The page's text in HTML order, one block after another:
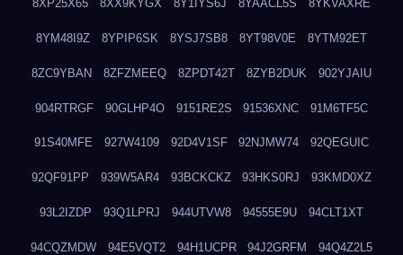
8XP25X65 8XX9KYGX 8Y1IYS6J 8YAACL5S 8YKVAXRE
8YM48I9Z 8YPIP6SK 8YSJ7SB8 8YT98V0E 8YTM92ET
8ZC9YBAN 8ZFZMEEQ 8ZPDT42T 8ZYB2DUK 902YJAIU
904RTRGF 90GLHP4O 9151RE2S 91536XNC 91M6TF5C
91S40MFE 927W4109 92D4V1SF 92NJMW74 92QEGUIC
92QF91PP 939W5AR4 93BCKCKZ 93HKS0RJ 93KMD0XZ
93L2IZDP 93Q1LPRJ 944UTVW8 94555E9U 94CLT1XT
94CQZMDW 94E5VQT2 94H1UCPR 94J2GRFM 94Q4Z2L5